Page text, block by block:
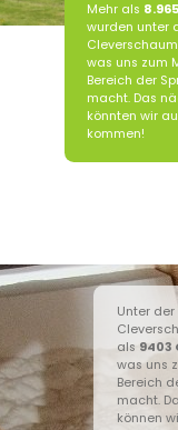
Mehr als
wurden unter
was uns zum
Bereich der
macht. Das
könnten wir
kommen!
Unter
als 9403
was uns
Bereich
macht.
können